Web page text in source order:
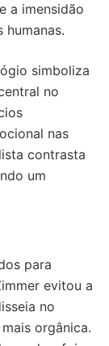
a imensidão
humanas.
simboliza
no
nas
contrasta
um
para
evitou a
no
orgânica.